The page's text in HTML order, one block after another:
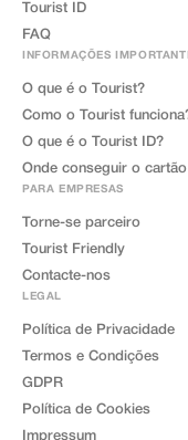
Tourist ID
FAQ
INFORMAÇÕES
O que é o Tourist?
Como o Tourist
O que é o Tourist ID?
Onde conseguir o
PARA EMPRESAS
Torne-se parceiro
Tourist Friendly
Contacte-nos
LEGAL
Política de Privacidade
Termos e Condições
GDPR
Política de Cookies
Impressum